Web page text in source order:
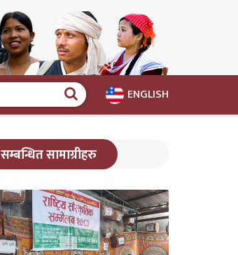
ENGLISH
समाचार
खोज
सम्बन्धित सामाग्रीहरु